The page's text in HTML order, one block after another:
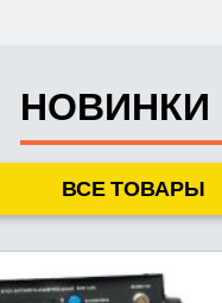
НОВИНКИ
ВСЕ ТОВАРЫ